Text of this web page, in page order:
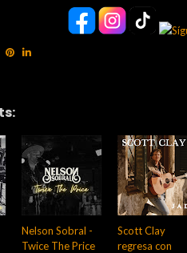
Nelson Sobral -
Twice The Price
Scott Clay
regresa con